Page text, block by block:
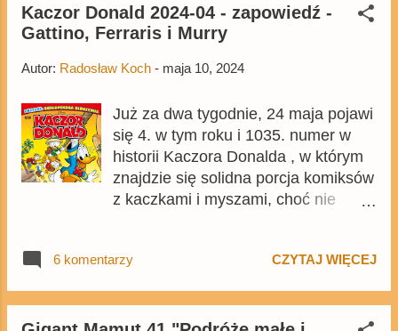
prezentujące okres, który dotąd nie
był za bardzo znany polskim
Kaczor Donald 2024-04 - zapowiedź -
Gattino, Ferraris i Murry
Autor: Radosław Koch - maja 10, 2024
Już za dwa tygodnie, 24 maja pojawi
się 4. w tym roku i 1035. numer w
historii Kaczora Donalda , w którym
znajdzie się solidna porcja komiksów
z kaczkami i myszami, choć nie
możecie zamówić na Egmont.pl . Z
Egmont wynika, że numer będzie
oparty na jedenastym tegorocznym
6 komentarzy CZYTAJ WIĘCEJ